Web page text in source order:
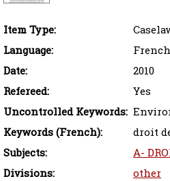
Item Type:
Language:
French
Date:
2010
Refereed:
Yes
Uncontrolled Keywords:
Keywords (French):
droit
Subjects:
A-
Divisions:
other